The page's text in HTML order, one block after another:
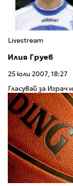
Livestream
Илия Груев
25 юли 2007, 18:27
Гласувай за